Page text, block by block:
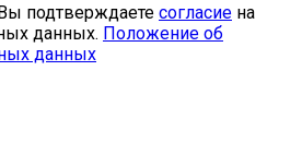
подтверждаете согласие на
данных. Положение об
данных